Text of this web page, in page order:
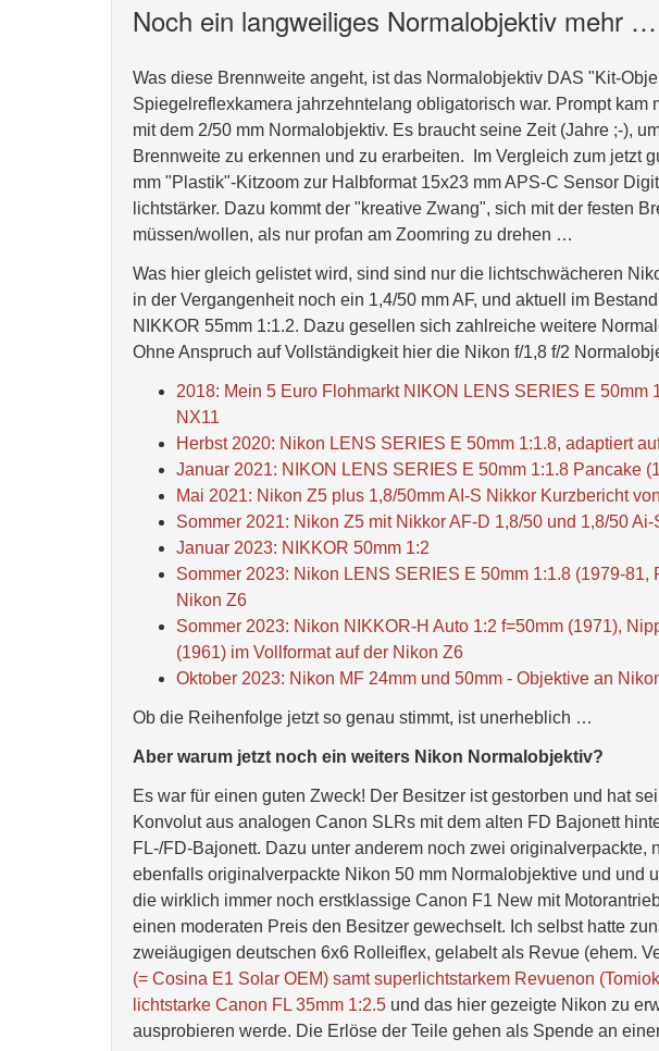
Noch ein langweiliges Normalobjektiv mehr …
Was diese Brennweite angeht, ist das Normalobjektiv DAS "Kit-
Spiegelreflexkamera jahrzehntelang obligatorisch war. Prompt kam
mit dem 2/50 mm Normalobjektiv. Es braucht seine Zeit (Jahre ;-),
Brennweite zu erkennen und zu erarbeiten. Im Vergleich zum jetzt
mm "Plastik"-Kitzoom zur Halbformat 15x23 mm APS-C Sensor
lichtstärker. Dazu kommt der "kreative Zwang", sich mit der festen
müssen/wollen, als nur profan am Zoomring zu drehen …
Was hier gleich gelistet wird, sind sind nur die lichtschwächeren
in der Vergangenheit noch ein 1,4/50 mm AF, und aktuell im
NIKKOR 55mm 1:1.2. Dazu gesellen sich zahlreiche weitere
Ohne Anspruch auf Vollständigkeit hier die Nikon f/1,8 f/2
2018: Mein 5 Euro Flohmarkt NIKON LENS SERIES E 50mm
NX11
Herbst 2020: Nikon LENS SERIES E 50mm 1:1.8, adaptiert
Januar 2021: NIKON LENS SERIES E 50mm 1:1.8 Pancake
Mai 2021: Nikon Z5 plus 1,8/50mm AI-S Nikkor Kurzbericht
Sommer 2021: Nikon Z5 mit Nikkor AF-D 1,8/50 und 1,8/50
Januar 2023: NIKKOR 50mm 1:2
Sommer 2023: Nikon LENS SERIES E 50mm 1:1.8 (1979-81,
Nikon Z6
Sommer 2023: Nikon NIKKOR-H Auto 1:2 f=50mm (1971),
(1961) im Vollformat auf der Nikon Z6
Oktober 2023: Nikon MF 24mm und 50mm - Objektive an
Ob die Reihenfolge jetzt so genau stimmt, ist unerheblich …
Aber warum jetzt noch ein weiters Nikon Normalobjektiv?
Es war für einen guten Zweck! Der Besitzer ist gestorben und hat
Konvolut aus analogen Canon SLRs mit dem alten FD Bajonett
FL-/FD-Bajonett. Dazu unter anderem noch zwei originalverpackte,
ebenfalls originalverpackte Nikon 50 mm Normalobjektive und
die wirklich immer noch erstklassige Canon F1 New mit
einen moderaten Preis den Besitzer gewechselt. Ich selbst hatte
zweiäugigen deutschen 6x6 Rolleiflex, gelabelt als Revue (ehem.
(= Cosina E1 Solar OEM) samt superlichtstarkem Revuenon
lichtstarke Canon FL 35mm 1:2.5 und das hier gezeigte Nikon zu
ausprobieren werde. Die Erlöse der Teile gehen als Spende an